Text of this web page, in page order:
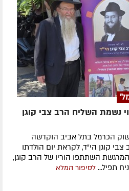
נשמת השליח הרב צבי קוגן
הכרמל בתל אביב הוקדשה
קוגן הי"ד, לקראת יום הולדתו
השתתפו הוריו של הרב קוגן,
תפיל... לסיפור המלא